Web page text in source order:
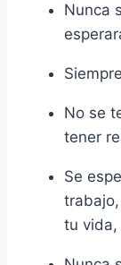
Nunca
No se
tener
Se
tu vida,